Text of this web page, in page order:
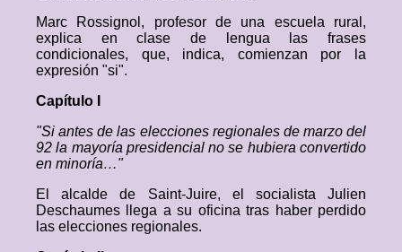
Marc Rossignol, profesor de una escuela rural,
explica en clase de lengua las frases
condicionales, que, indica, comienzan por la
expresión "si".
Capítulo I
"Si antes de las elecciones regionales de marzo del
92 la mayoría presidencial no se hubiera convertido
en minoría…"
El alcalde de Saint-Juire, el socialista Julien
Deschaumes llega a su oficina tras haber perdido
las elecciones regionales.